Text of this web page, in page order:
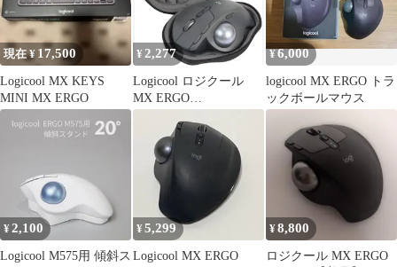
現在 ¥ 17,500
Logicool MX KEYS
MINI MX ERGO
¥ 2,277
Logicool ロジクール
MX ERGO
bluetooth ワイヤレス ト
ラックボール MXTB2
MX ERGO S 便利な ハ
ードケースバッグ 専用
旅行収納 対応ブラッ
ク-co2CREA (ケースの
み)
¥6,000
logicool MX ERGO トラ
ックボールマウス
¥2,100
Logicool M575用 傾斜ス
¥5,299
Logicool MX ERGO
¥8,800
ロジクール MX ERGO